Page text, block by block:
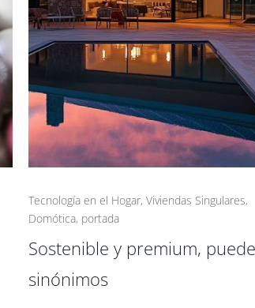
Tecnología en el Hogar,Viviendas Singulares,
Domótica, portada
Sostenible y premium,
sinónimos